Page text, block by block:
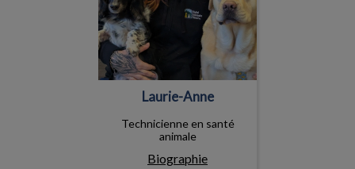
Laurie-Anne
Technicienne en santé
animale
Biographie